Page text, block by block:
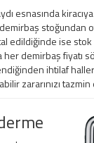
esnasında
stoğundan
edildiğinde ise stok
her demirbaş fiyatı
ihtilaf
zararınızı